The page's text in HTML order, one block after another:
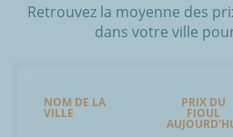
Retrouvez la moyenne des
dans votre ville
NOM DE LA
VILLE
PRIX DU
FIOUL